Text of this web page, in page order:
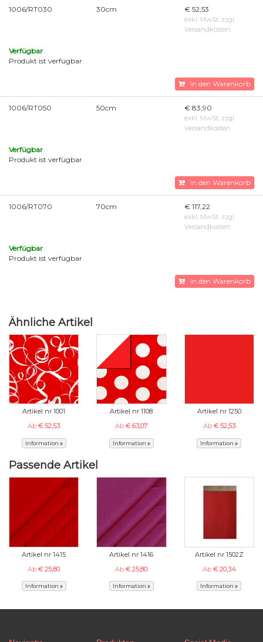
1006/RT030 30cm € 52,53
exkl. MwSt. zzgl
Versandkosten
Verfügbar
Produkt ist verfügbar
In den Warenkorb
1006/RT050 50cm € 83,90
exkl. MwSt. zzgl
Versandkosten
Verfügbar
Produkt ist verfügbar
In den Warenkorb
1006/RT070 70cm € 117,22
exkl. MwSt. zzgl
Versandkosten
Verfügbar
Produkt ist verfügbar
In den Warenkorb
Ähnliche Artikel
Artikel nr 1001
Ab€ 52,53
Information
Artikel nr 1108
Ab€ 63,07
Information
Artikel nr 1250
Ab € 52,53
Information
Passende Artikel
Artikel nr 1415
Ab€ 25,80
Information
Artikel nr 1416
Ab€ 25,80
Information
Artikel nr 1502Z
Ab € 20,34
Information